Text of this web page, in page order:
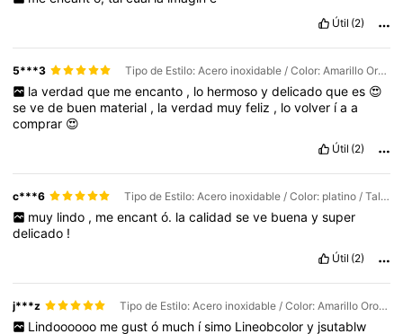
Útil (2)
5***3 Tipo de Estilo: Acero inoxidable / Color: Amarillo Oro / Talla: Unitalla
la verdad que me encanto , lo hermoso y delicado que es 😍
sevede buen material , laverdad muyfeliz , lovolver íaa
comprar 😍
Útil (2)
c***6 Tipo de Estilo: Acero inoxidable / Color: platino / Talla: Unitalla
muy lindo , me encant ó. la calidad se ve buena y super
delicado !
Útil (2)
j***z Tipo de Estilo: Acero inoxidable / Color: Amarillo Oro / Talla: Unitalla
Lindoooooo me gust ó much ísimo Lineobcolor y jsutablw